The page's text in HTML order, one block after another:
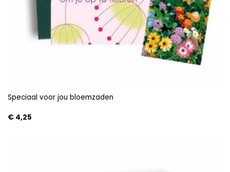
Speciaal voor jou bloemzaden
€4,25